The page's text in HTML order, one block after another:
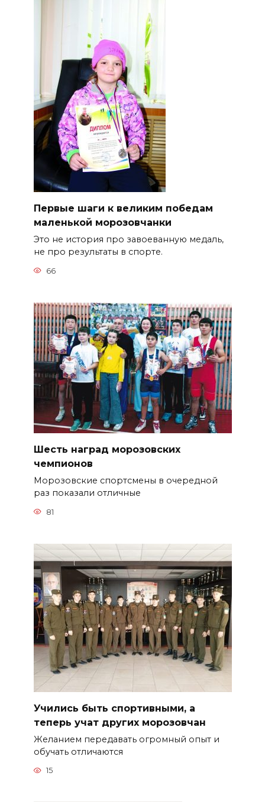
Первые шаги к великим победам
маленькой морозовчанки
Это не история про завоеванную медаль,
не про результаты в спорте.
66
Шесть наград морозовских
чемпионов
Морозовские спортсмены в очередной
раз показали отличные
81
Учились быть спортивными, а
теперь учат других морозовчан
Желанием передавать огромный опыт и
обучать отличаются
15